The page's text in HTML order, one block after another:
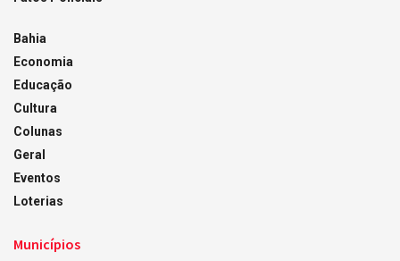
Bahia
Economia
Educação
Cultura
Colunas
Geral
Eventos
Loterias
Municípios